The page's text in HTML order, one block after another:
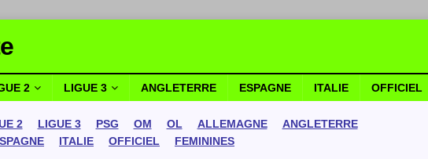
2 LIGUE 3 ANGLETERRE ESPAGNE ITALIE OFFICIEL
2 LIGUE 3 PSG OM OL ALLEMAGNE
ANGLETERRE
ITALIE OFFICIEL FEMININES